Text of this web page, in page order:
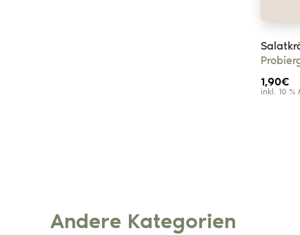
1,90€
inkl. 10 %
Andere Kategorien